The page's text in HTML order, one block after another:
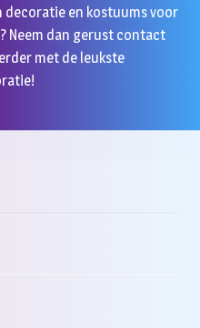
decoratie en kostuums voor
Neem dan gerust contact
met de leukste